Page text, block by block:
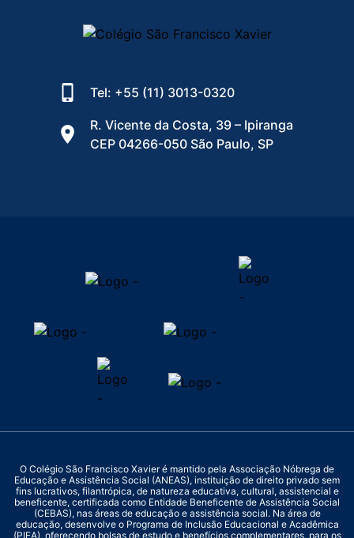
Tel: +55 (11) 3013-0320
R. Vicente da Costa, 39 – Ipiranga
CEP 04266-050 São Paulo, SP
O Colégio São Francisco Xavier é mantido pela Associação Nóbrega de
Educação e Assistência Social (ANEAS), instituição de direito privado sem
fins lucrativos, filantrópica, de natureza educativa, cultural, assistencial e
beneficente, certificada como Entidade Beneficente de Assistência Social
(CEBAS), nas áreas de educação e assistência social. Na área de
educação, desenvolve o Programa de Inclusão Educacional e Acadêmica
(PIEA), oferecendo bolsas de estudo e benefícios complementares, para os